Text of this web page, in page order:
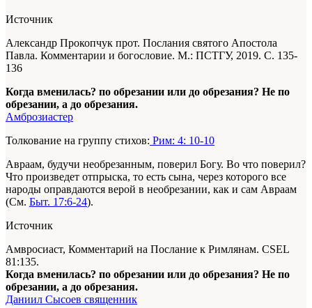
Источник
Александр Прокопчук прот. Послания святого Апостола
Павла. Комментарии и богословие. М.: ПСТГУ, 2019. С. 135-
136
Когда вменилась? по обрезании или до обрезания? Не по
обрезании, а до обрезания.
Амброзиастер
Толкование на группу стихов: Рим: 4: 10-10
Авраам, будучи необрезанным, поверил Богу. Во что поверил?
Что произведет отпрыска, то есть сына, через которого все
народы оправдаются верой в необрезании, как и сам Авраам
(См. Быт. 17:6-24).
Источник
Амвросиаст, Комментарий на Послание к Римлянам. CSEL
81:135.
Когда вменилась? по обрезании или до обрезания? Не по
обрезании, а до обрезания.
Даниил Сысоев священник